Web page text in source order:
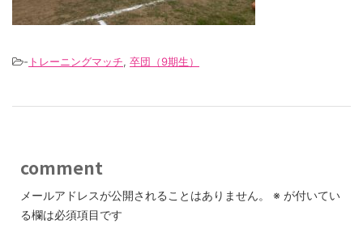
- トレーニングマッチ, 卒団（9期生）
comment
メールアドレスが公開されることはありません。 ※ が付いてい
る欄は必須項目です